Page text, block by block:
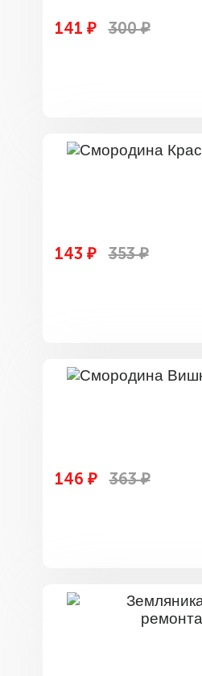
141 ₽ 300 ₽
143 ₽ 353 ₽
146 ₽ 363 ₽